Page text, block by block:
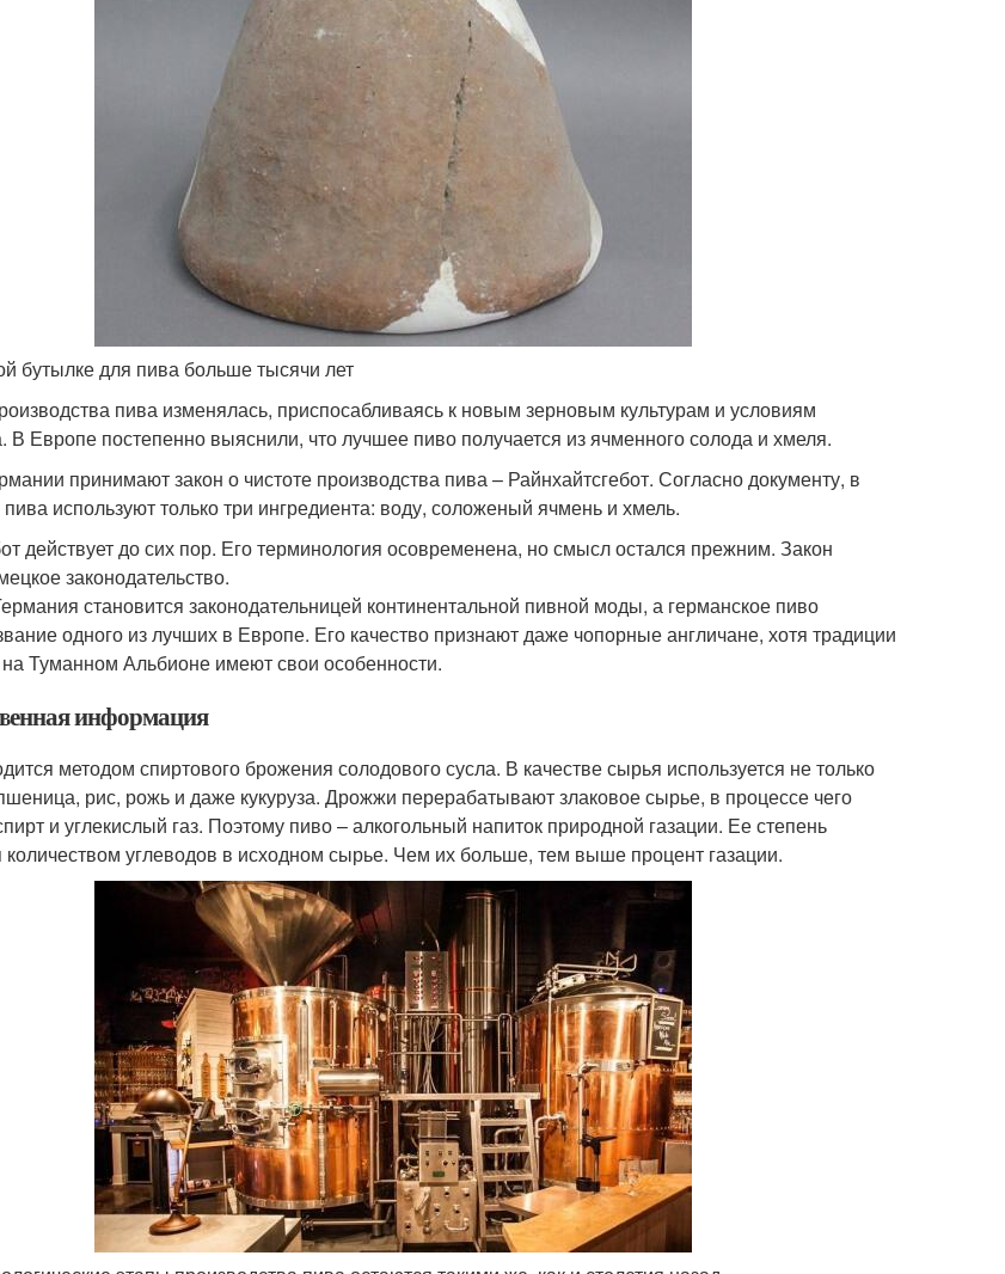
бутылке для пива больше тысячи лет
пива изменялась, приспосабливаясь к новым зерновым культурам и условиям
В Европе постепенно выяснили, что лучшее пиво получается из ячменного солода и хмеля.
принимают закон о чистоте производства пива – Райнхайтсгебот. Согласно документу, в
пива используют только три ингредиента: воду, соложеный ячмень и хмель.
действует до сих пор. Его терминология осовременена, но смысл остался прежним. Закон
законодательство.
становится законодательницей континентальной пивной моды, а германское пиво
одного из лучших в Европе. Его качество признают даже чопорные англичане, хотя традиции
Туманном Альбионе имеют свои особенности.
информация
методом спиртового брожения солодового сусла. В качестве сырья используется не только
рис, рожь и даже кукуруза. Дрожжи перерабатывают злаковое сырье, в процессе чего
и углекислый газ. Поэтому пиво – алкогольный напиток природной газации. Ее степень
количеством углеводов в исходном сырье. Чем их больше, тем выше процент газации.